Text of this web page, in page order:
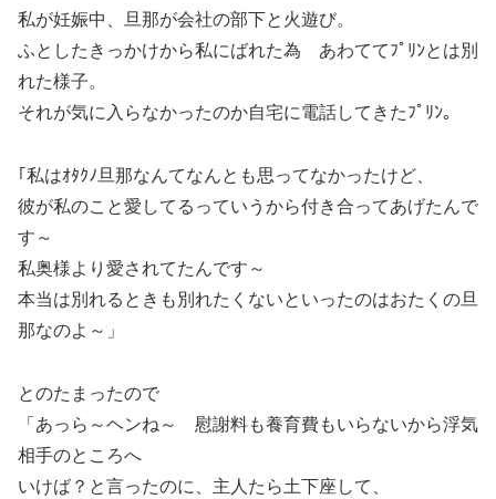
私が妊娠中、旦那が会社の部下と火遊び。
ふとしたきっかけから私にばれた為 あわててﾌﾟﾘﾝとは別
れた様子。
それが気に入らなかったのか自宅に電話してきたﾌﾟﾘﾝ｡
｢私はｵﾀｸﾉ旦那なんてなんとも思ってなかったけど、
彼が私のこと愛してるっていうから付き合ってあげたんで
す～
私奥様より愛されてたんです～
本当は別れるときも別れたくないといったのはおたくの旦
那なのよ～」
とのたまったので
「あっら～ヘンね～ 慰謝料も養育費もいらないから浮気
相手のところへ
いけば？と言ったのに、主人たら土下座して、